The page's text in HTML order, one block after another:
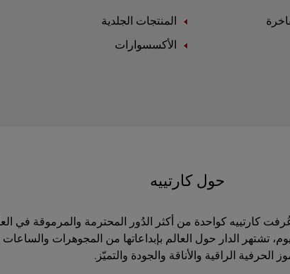
المنتجات الجلدية
الأكسسوارات
حول كارتييه
تأسيسها في عام 1847، عُرفت كارتييه كواحدة من أكثر الدُور المحترمة والمرموقة في
تشتهر الدار حول العالم بإبداعاتها من المجوهرات والساعات
الحرفية الراقية والأناقة والجودة والتميّز.